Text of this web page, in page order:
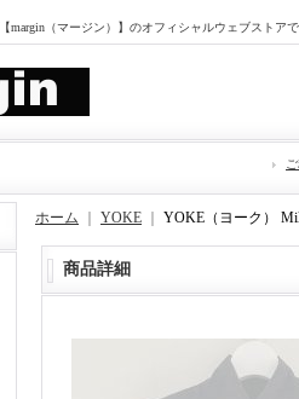
margin（マージン）】のオフィシャルウェブストア
ホーム YOKE YOKE（ヨーク）
商品詳細